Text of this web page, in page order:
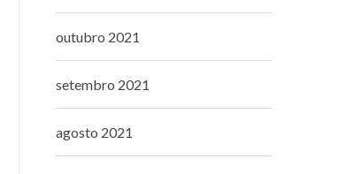
outubro 2021
setembro 2021
agosto 2021